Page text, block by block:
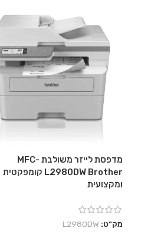
מדפסת לייזר משולבת MFC-
L2980DW Brother קומפקטית
ומקצועית
מק"ט: L2980DW